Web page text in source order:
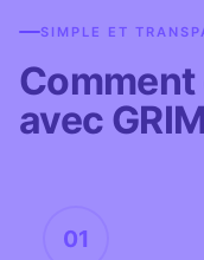
SIMPLE ET
Comment
avec
01